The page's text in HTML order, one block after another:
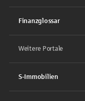
Finanzglossar
Weitere Portale
S-Immobilien